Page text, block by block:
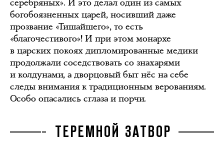
богобоязненных царей, носивший даже
прозвание «Тишайшего», то есть
«благочестивого»! И при этом монархе
в царских покоях дипломированные медики
продолжали соседствовать со знахарями
и колдунами, а дворцовый быт нёс на себе
следы внимания к традиционным верованиям.
Особо опасались сглаза и порчи.
ТЕРЕМНОЙ ЗАТВОР